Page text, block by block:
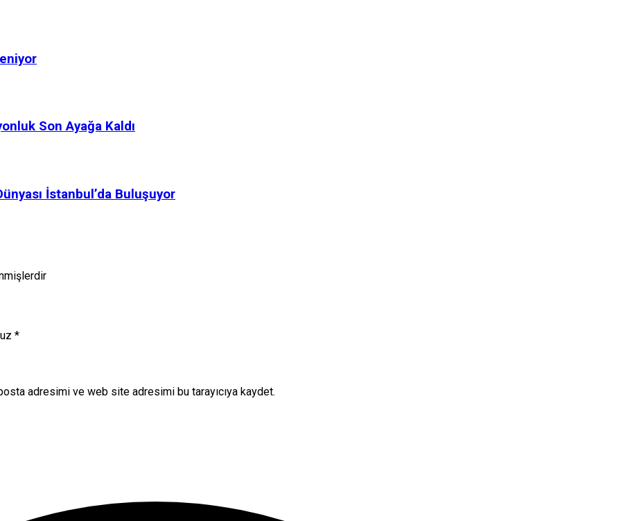
Son Ayağa Kaldı
İstanbul’da Buluşuyor
*
adresimi ve web site adresimi bu tarayıcıya kaydet.